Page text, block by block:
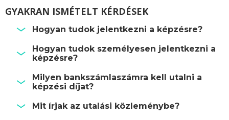
GYAKRAN ISMÉTELT KÉRDÉSEK
Hogyan tudok jelentkezni a képzésre?
Hogyan tudok személyesen jelentkezni a
képzésre?
Milyen bankszámlaszámra kell utalni a
képzési díjat?
Mit írjak az utalási közleménybe?